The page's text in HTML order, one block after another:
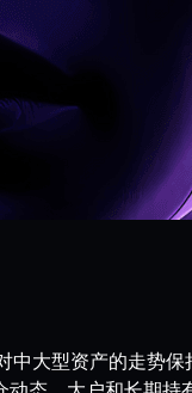
大型资产的走势保